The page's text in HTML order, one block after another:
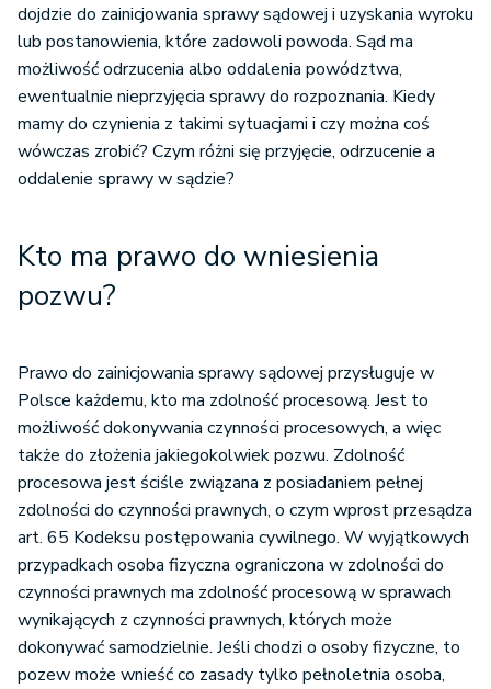
dojdzie do zainicjowania sprawy sądowej i uzyskania wyroku
lub postanowienia, które zadowoli powoda. Sąd ma
możliwość odrzucenia albo oddalenia powództwa,
ewentualnie nieprzyjęcia sprawy do rozpoznania. Kiedy
mamy do czynienia z takimi sytuacjami i czy można coś
wówczas zrobić? Czym różni się przyjęcie, odrzucenie a
oddalenie sprawy w sądzie?
Kto ma prawo do wniesienia
pozwu?
Prawo do zainicjowania sprawy sądowej przysługuje w
Polsce każdemu, kto ma zdolność procesową. Jest to
możliwość dokonywania czynności procesowych, a więc
także do złożenia jakiegokolwiek pozwu. Zdolność
procesowa jest ściśle związana z posiadaniem pełnej
zdolności do czynności prawnych, o czym wprost przesądza
art. 65 Kodeksu postępowania cywilnego. W wyjątkowych
przypadkach osoba fizyczna ograniczona w zdolności do
czynności prawnych ma zdolność procesową w sprawach
wynikających z czynności prawnych, których może
dokonywać samodzielnie. Jeśli chodzi o osoby fizyczne, to
pozew może wnieść co zasady tylko pełnoletnia osoba,